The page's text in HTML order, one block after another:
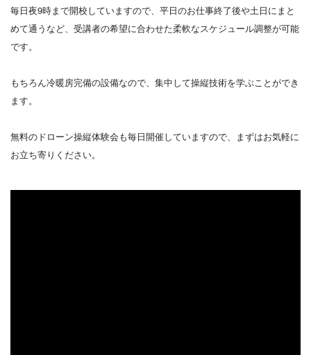
毎日夜9時まで開校していますので、平日のお仕事終了後や土日にまと
めて通うなど、受講者の希望に合わせた柔軟なスケジュール調整が可能
です。
もちろん冷暖房完備の設備なので、集中して操縦技術を学ぶことができ
ます。
無料のドローン操縦体験会も毎日開催していますので、まずはお気軽に
お立ち寄りください。